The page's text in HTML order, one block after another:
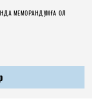
МЕМОРАНДУМҒА ҚОЛ